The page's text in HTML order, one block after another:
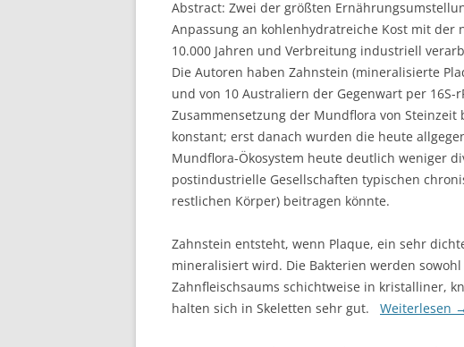
Abstract: Zwei der größten
Anpassung an kohlenhydratreiche Kost mit der
10.000 Jahren und Verbreitung industriell
Die Autoren haben Zahnstein (mineralisierte
und von 10 Australiern der Gegenwart per 16S-
Zusammensetzung der Mundflora von
konstant; erst danach wurden die heute
Mundflora-Ökosystem heute deutlich weniger
postindustrielle Gesellschaften typischen
restlichen Körper) beitragen könnte.
Zahnstein entsteht, wenn Plaque, ein sehr
mineralisiert wird. Die Bakterien werden
Zahnfleischsaums schichtweise in kristalliner,
halten sich in Skeletten sehr gut. Weiterlesen →